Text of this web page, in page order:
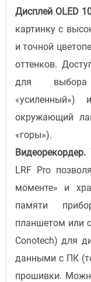
Дисплей OLED
картинку с
и точной
оттенков.
для выбора
окружающий
«горы»).
Видеорекордер.
LRF Pro
моменте» и
памяти
планшетом или
Conotech) для
данными с ПК
прошивки.